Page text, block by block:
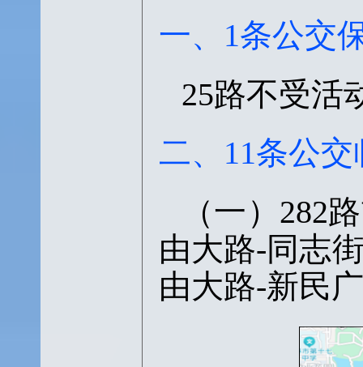
一、 1条公交
25路不受活
二、 11条公
（一） 282
由大路-同志
由大路-新民